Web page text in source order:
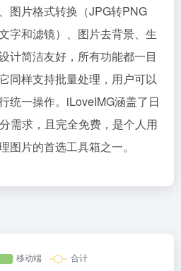
图片格式转换（JPG转PNG
字和滤镜）、图片去背景、生
计简洁友好，所有功能都一目
同样支持批量处理，用户可以
统一操作。iLoveIMG涵盖了日
需求，且完全免费，是个人用
图片的首选工具箱之一。